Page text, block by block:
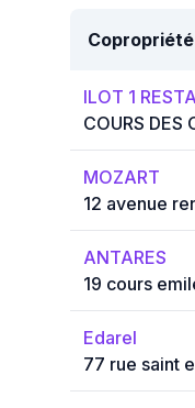
Copropriété
ILOT 1
COURS DES
MOZART
12 avenue
ANTARES
19 cours
Edarel
77 rue saint